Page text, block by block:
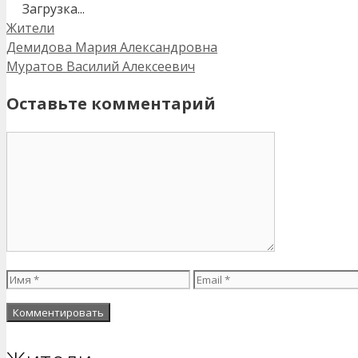
Загрузка...
Рубрики
Жители
Навигация
записи
Демидова Мария Александровна
Муратов Василий Алексеевич
Оставьте комментарий
Имя Email